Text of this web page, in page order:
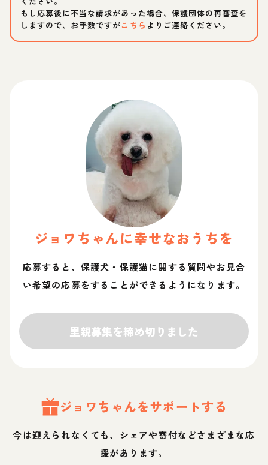
もし応募後に不当な請求があった場合、保護団体の再審査を
しますので、お手数ですがこちら よりご連絡ください。
ジョワ ちゃんに幸せなおうちを
応募すると、保護犬・保護猫に関する質問やお見合
い希望の応募をすることができるようになります。
里親募集を締め切りました
ジョワちゃんをサポートする
今は迎えられなくても、シェアや寄付などさまざまな応
援があります。